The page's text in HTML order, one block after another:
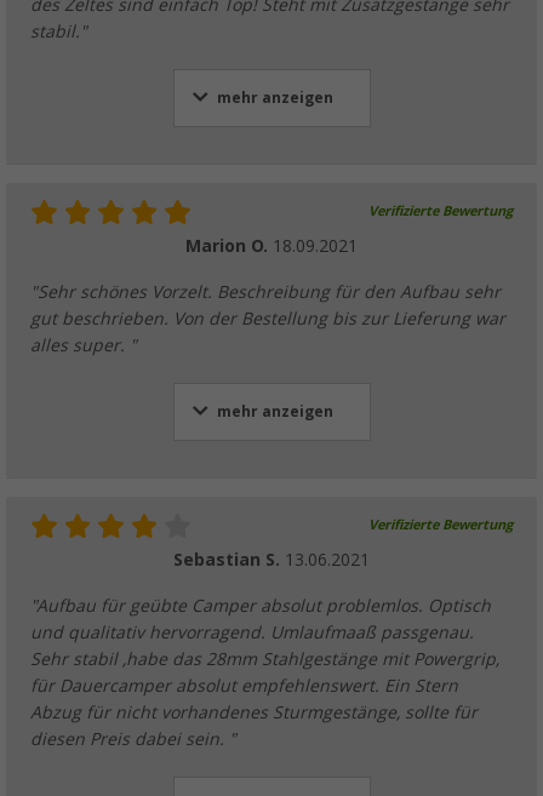
des Zeltes sind einfach Top! Steht mit Zusatzgestänge sehr
stabil."
mehr anzeigen
Verifizierte Bewertung
Marion O. 18.09.2021
"Sehr schönes Vorzelt. Beschreibung für den Aufbau sehr
gut beschrieben. Von der Bestellung bis zur Lieferung war
alles super. "
mehr anzeigen
Verifizierte Bewertung
Sebastian S. 13.06.2021
"Aufbau für geübte Camper absolut problemlos. Optisch
und qualitativ hervorragend. Umlaufmaaß passgenau.
Sehr stabil ,habe das 28mm Stahlgestänge mit Powergrip,
für Dauercamper absolut empfehlenswert. Ein Stern
Abzug für nicht vorhandenes Sturmgestänge, sollte für
diesen Preis dabei sein. "